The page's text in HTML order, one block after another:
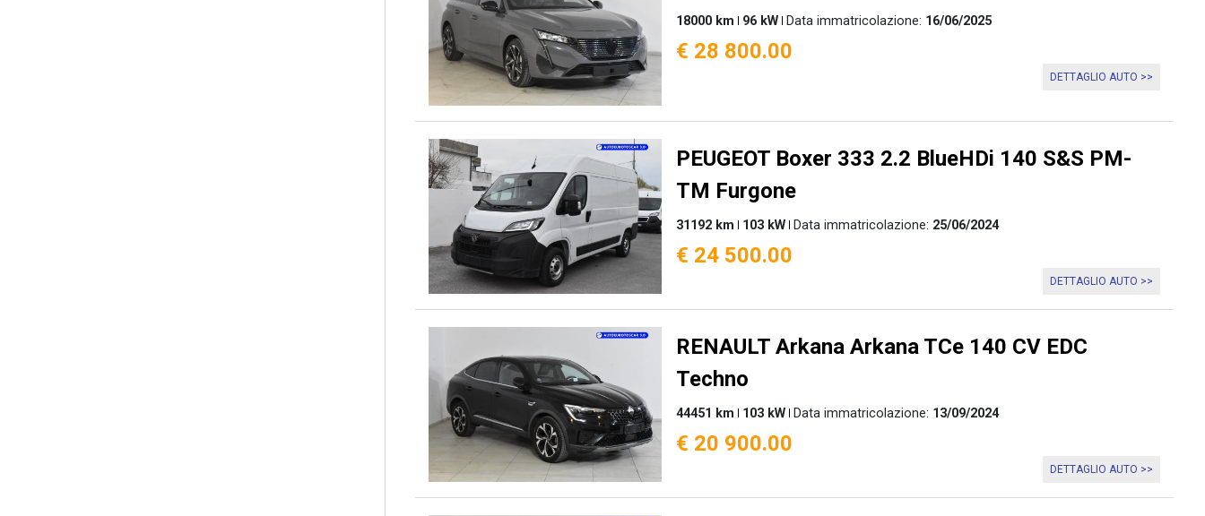
18000 km 96 kW Data immatricolazione: 16/06/2025
€ 28 800.00
DETTAGLIO AUTO >>
PEUGEOT Boxer 333 2.2 BlueHDi 140 S&S PM-
TM Furgone
31192 km 103 kW Data immatricolazione: 25/06/2024
€ 24 500.00
DETTAGLIO AUTO >>
RENAULT Arkana Arkana TCe 140 CV EDC
Techno
44451 km 103 kW Data immatricolazione: 13/09/2024
€ 20 900.00
DETTAGLIO AUTO >>